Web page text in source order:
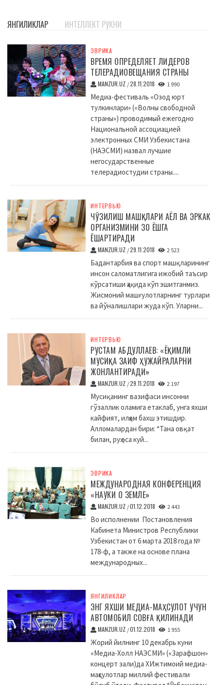
ЯНГИЛИКЛАР ИНТЕЛЛЕКТ РУКНИ
ЭВРИКА
ВРЕМЯ ОПРЕДЕЛЯЕТ ЛИДЕРОВ
ТЕЛЕРАДИОВЕЩАНИЯ СТРАНЫ
MANZUR.UZ /28.11.2018 1 990
Медиа-фестиваль «Озод юрт
тулкинлари» («Волны свободной
страны») проводимый ежегодно
Национальной ассоциацией
электронных СМИ Узбекистана
(НАЭСМИ) назвал лучшие
негосударственные
телерадиостудии страны....
ИНТЕРВЬЮ
ЧЎЗИЛИШ МАШҚЛАРИ АЁЛ ВА ЭРКАК
ОРГАНИЗМИНИ 30 ЁШГА
ЁШАРТИРАДИ
MANZUR.UZ /29.11.2018 2 523
Бадантарбия ва спорт машқларининг
инсон саломатлигига ижобий таъсир
кўрсатиши ҳақида кўп эшитганмиз.
Жисмоний машғулотларнинг турлари
ва йўналишлари жуда кўп. Уларни...
ИНТЕРВЬЮ
РУСТАМ АБДУЛЛАЕВ: «ЁҚИМЛИ
МУСИҚА ЗАИФ ҲУЖАЙРАЛАРНИ
ЖОНЛАНТИРАДИ»
MANZUR.UZ /29.11.2018 2 197
Мусиқанинг вазифаси инсонни
гўзаллик оламига етаклаб, унга яхши
кайфият, илҳом бахш этишдир.
Алломалардан бири: “Тана овқат
билан, руҳ эса куй...
ЭВРИКА
МЕЖДУНАРОДНАЯ КОНФЕРЕНЦИЯ
«НАУКИ О ЗЕМЛЕ»
MANZUR.UZ /01.12.2018 2 443
Во исполнении Постановления
Кабинета Министров Республики
Узбекистан от 6 марта 2018 года №
178-ф, а также на основе плана
международных...
ЯНГИЛИКЛАР
ЭНГ ЯХШИ МЕДИА-МАҲСУЛОТ УЧУН
АВТОМОБИЛ СОВҒА ҚИЛИНАДИ
MANZUR.UZ /01.12.2018 1 955
Жорий йилнинг 10 декабрь куни
«Медиа-Холл НАЭСМИ» («Зарафшон»
концерт зали)да XИжтимоий медиа-
маҳсулотлар миллий фестивали